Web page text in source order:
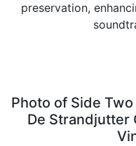
preservation,
Photo of Side Two
De Strandjutter